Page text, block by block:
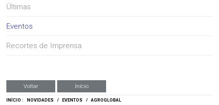
Últimas
Eventos
Recortes de Imprensa
Voltar Início
INÍCIO : NOVIDADES / EVENTOS / AGROGLOBAL